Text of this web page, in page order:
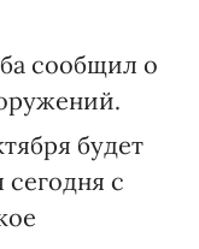
сообщил о
будет
с